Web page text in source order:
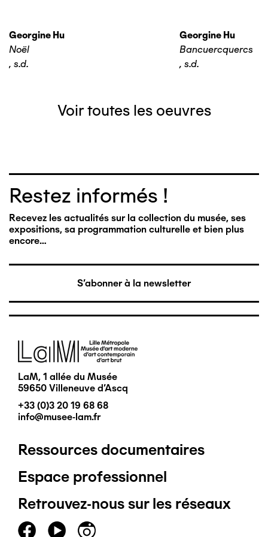
Georgine Hu
Noël
, s.d.
Georgine Hu
Bancuercquercs
, s.d.
Voir toutes les oeuvres
Restez informés !
Recevez les actualités sur la collection du musée, ses
expositions, sa programmation culturelle et bien plus
encore…
S'abonner à la newsletter
Image
LaM, 1 allée du Musée
59650 Villeneuve d'Ascq
+33 (0)3 20 19 68 68
info@musee-lam.fr
Pied
de
page
Ressources documentaires
Espace professionnel
Retrouvez-nous sur les réseaux